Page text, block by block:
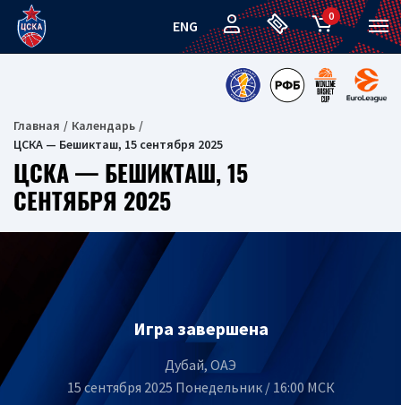
ENG
0
Главная
Календарь
ЦСКА — Бешикташ, 15 сентября 2025
ЦСКА — БЕШИКТАШ, 15
СЕНТЯБРЯ 2025
Игра завершена
Дубай, ОАЭ
15 сентября 2025 Понедельник / 16:00 МСК